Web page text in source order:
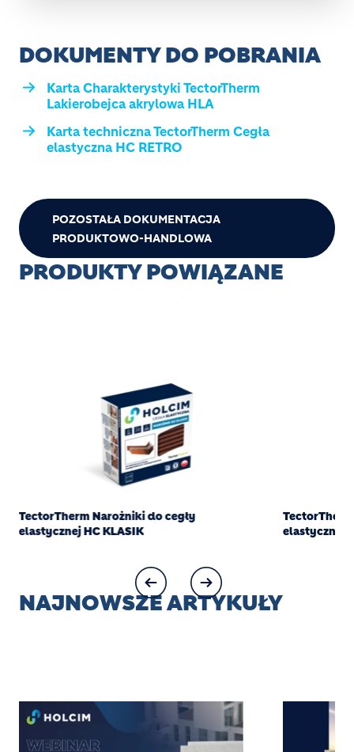
DOKUMENTY DO POBRANIA
Karta Charakterystyki TectorTherm
Lakierobejca akrylowa HLA
Karta techniczna TectorTherm Cegła
elastyczna HC RETRO
POZOSTAŁA DOKUMENTACJA
PRODUKTOWO-HANDLOWA
PRODUKTY POWIĄZANE
TectorTherm Narożniki do cegły
elastycznej HC KLASIK
elastycznej
NAJNOWSZE ARTYKUŁY